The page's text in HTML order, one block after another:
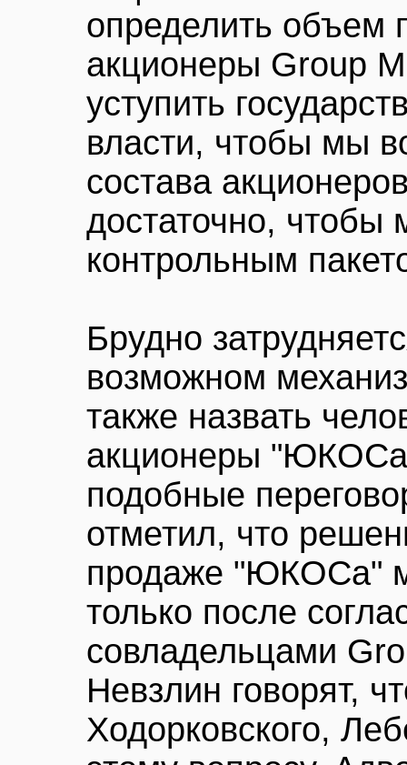
определить объем
акционеры Group
уступить
власти, чтобы мы
состава
достаточно, чтобы
контрольным
Брудно
возможном
также назвать
акционеры
подобные
отметил, что
продаже "ЮКОСа"
только после
совладельцами
Невзлин говорят,
Ходорковского,